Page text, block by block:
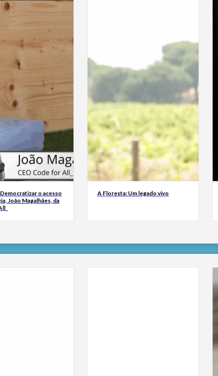
o acesso
João Magalhães, da
A Floresta: Um legado vivo